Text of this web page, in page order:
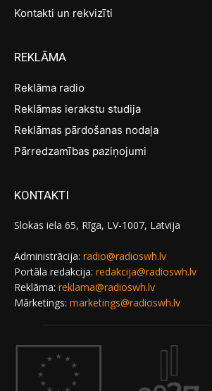
Kontakti un rekvizīti
REKLĀMA
Reklāma radio
Reklāmas ierakstu studija
Reklāmas pārdošanas nodaļa
Pārredzamības paziņojumi
KONTAKTI
Slokas iela 65, Rīga, LV-1007, Latvija
Administrācija: radio@radioswh.lv
Portāla redakcija: redakcija@radioswh.lv
Reklāma: reklama@radioswh.lv
Mārketings: marketings@radioswh.lv